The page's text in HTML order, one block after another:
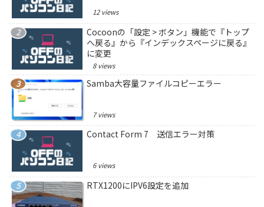
12 views
Cocoonの「設定 > ボタン」機能で『トップ
へ戻る』から『インデックスページに戻る』
に変更
8 views
Samba大容量ファイルコピーエラー
7 views
Contact Form 7 送信エラー対策
6 views
RTX1200にIPV6設定を追加